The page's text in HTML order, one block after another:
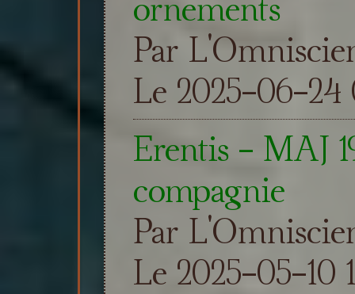
Par
Le 2025-06-24
Erentis - MAJ
compagnie
Par
Le 2025-05-10